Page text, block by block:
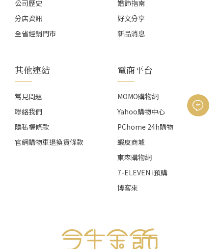
公司歷史
分店資訊
全省經銷門市
婚飾指南
好文分享
新品消息
其他連結
常見問題
聯絡我們
隱私權條款
官網購物車退換貨條款
電商平台
MOMO購物網
Yahoo購物中心
PChome 24h購物
蝦皮商城
東森購物網
7-ELEVEN i預購
博客來